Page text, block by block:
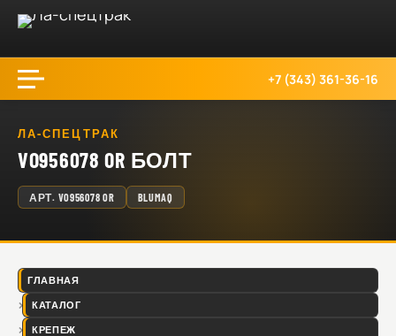
+7 (343) 361-36-16
ЛА-СПЕЦТРАК
VO956078 OR БОЛТ
АРТ. VO956078 OR BLUMAQ
ГЛАВНАЯ
КАТАЛОГ
КРЕПЕЖ